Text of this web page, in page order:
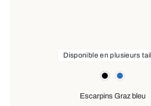
noir bleu
Disponible en plusieurs
Escarpins Graz bleu